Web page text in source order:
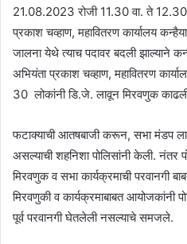
21.08.2023 रोजी 11.30 वा. ते 12.30
प्रकाश चव्हाण, महावितरण कार्यालय
जालना येथे त्याच पदावर बदली झाल्याने
अभियंता प्रकाश चव्हाण, महावितरण
30 लोकांनी डि.जे. लावून मिरवणुक
फटाक्याची आतषबाजी करून, सभा मंडप
असल्याची शहनिशा पोलिसांनी केली. नंतर
मिरवणुक व सभा कार्यक्रमाची परवानगी
मिरवणुकी व कार्यक्रमाबाबत आयोजकांनी
पूर्व परवानगी घेतलेली नसल्याचे समजले.